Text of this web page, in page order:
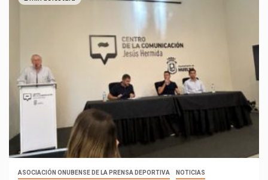
ASOCIACIÓN ONUBENSE DE LA PRENSA DEPORTIVA NOTICIAS